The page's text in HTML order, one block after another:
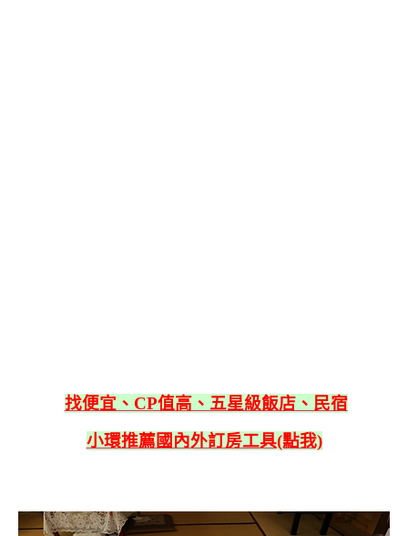
找便宜、CP值高、五星級飯店、民宿
小環推薦國內外訂房工具(點我)